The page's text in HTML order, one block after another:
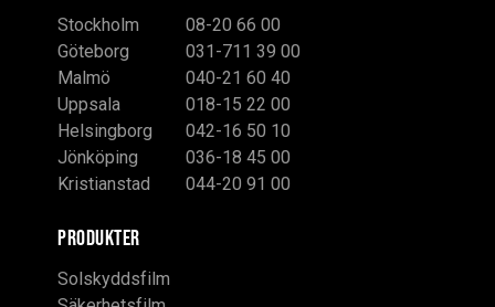
Stockholm
08-20 66 00
Göteborg
031-711 39 00
Malmö
040-21 60 40
Uppsala
018-15 22 00
Helsingborg
042-16 50 10
Jönköping
036-18 45 00
Kristianstad
044-20 91 00
PRODUKTER
Solskyddsfilm